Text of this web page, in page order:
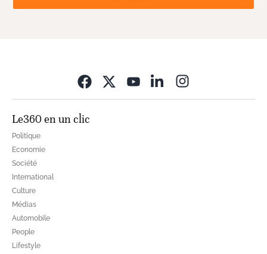
Le360 en un clic
Politique
Economie
Société
International
Culture
Médias
Automobile
People
Lifestyle